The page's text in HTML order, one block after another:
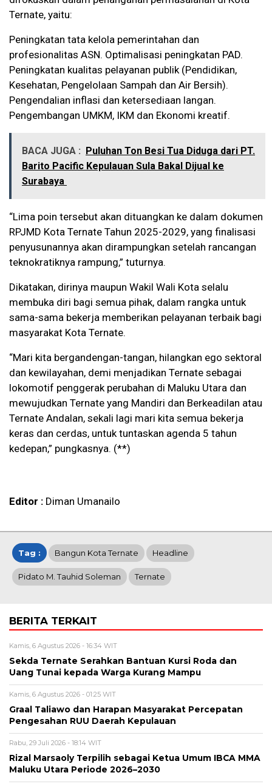
Ternate, yaitu:
Peningkatan tata kelola pemerintahan dan
profesionalitas ASN. Optimalisasi peningkatan PAD.
Peningkatan kualitas pelayanan publik (Pendidikan,
Kesehatan, Pengelolaan Sampah dan Air Bersih).
Pengendalian inflasi dan ketersediaan langan.
Pengembangan UMKM, IKM dan Ekonomi kreatif.
BACA JUGA : Puluhan Ton Besi Tua Diduga dari PT.
Barito Pacific Kepulauan Sula Bakal Dijual ke
Surabaya
“Lima poin tersebut akan dituangkan ke dalam dokumen
RPJMD Kota Ternate Tahun 2025-2029, yang finalisasi
penyusunannya akan dirampungkan setelah rancangan
teknokratiknya rampung,” tuturnya.
Dikatakan, dirinya maupun Wakil Wali Kota selalu
membuka diri bagi semua pihak, dalam rangka untuk
sama-sama bekerja memberikan pelayanan terbaik bagi
masyarakat Kota Ternate.
“Mari kita bergandengan-tangan, hilangkan ego sektoral
dan kewilayahan, demi menjadikan Ternate sebagai
lokomotif penggerak perubahan di Maluku Utara dan
mewujudkan Ternate yang Mandiri dan Berkeadilan atau
Ternate Andalan, sekali lagi mari kita semua bekerja
keras dan cerdas, untuk tuntaskan agenda 5 tahun
kedepan,” pungkasnya. (**)
Editor : Diman Umanailo
Tag : Bangun Kota Ternate Headline
Pidato M. Tauhid Soleman Ternate
BERITA TERKAIT
Kamis, 6 Agustus 2026 - 16:34 WIT
Sekda Ternate Serahkan Bantuan Kursi Roda dan
Uang Tunai kepada Warga Kurang Mampu
Kamis, 6 Agustus 2026 - 01:25 WIT
Graal Taliawo dan Harapan Masyarakat Percepatan
Pengesahan RUU Daerah Kepulauan
Rabu, 29 Juli 2026 - 18:14 WIT
Rizal Marsaoly Terpilih sebagai Ketua Umum IBCA MMA
Maluku Utara Periode 2026–2030